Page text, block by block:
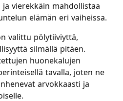
vierekkäin mahdollistaa
elämän eri vaiheissa.
valittu pölytiiviyttä,
silmällä pitäen.
huonekalujen
tavalla, joten ne
arvokkaasti ja